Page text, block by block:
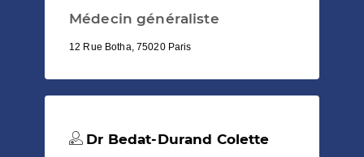
Médecin généraliste
12 Rue Botha, 75020 Paris
Dr Bedat-Durand Colette